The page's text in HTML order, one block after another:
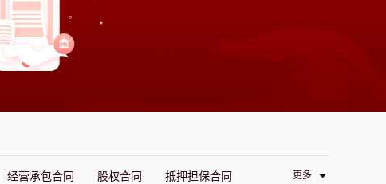
经营承包合同 股权合同 抵押担保合同 更多